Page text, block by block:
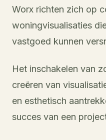
Worx richten zich op
woningvisualisaties
vastgoed kunnen
Het inschakelen van
creëren van
en esthetisch
succes van een